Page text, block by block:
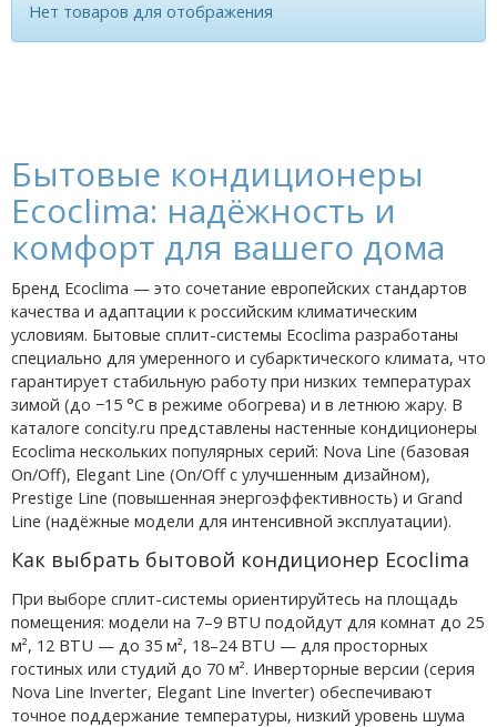
Нет товаров для отображения
Бытовые кондиционеры
Ecoclima: надёжность и
комфорт для вашего дома
Бренд Ecoclima — это сочетание европейских стандартов
качества и адаптации к российским климатическим
условиям. Бытовые сплит-системы Ecoclima разработаны
специально для умеренного и субарктического климата, что
гарантирует стабильную работу при низких температурах
зимой (до −15 °C в режиме обогрева) и в летнюю жару. В
каталоге concity.ru представлены настенные кондиционеры
Ecoclima нескольких популярных серий: Nova Line (базовая
On/Off), Elegant Line (On/Off с улучшенным дизайном),
Prestige Line (повышенная энергоэффективность) и Grand
Line (надёжные модели для интенсивной эксплуатации).
Как выбрать бытовой кондиционер Ecoclima
При выборе сплит-системы ориентируйтесь на площадь
помещения: модели на 7–9 BTU подойдут для комнат до 25
м², 12 BTU — до 35 м², 18–24 BTU — для просторных
гостиных или студий до 70 м². Инверторные версии (серия
Nova Line Inverter, Elegant Line Inverter) обеспечивают
точное поддержание температуры, низкий уровень шума